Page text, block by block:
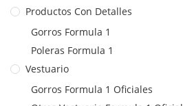
Productos Con Detalles
Gorros Formula 1
Poleras Formula 1
Vestuario
Gorros Formula 1 Oficiales